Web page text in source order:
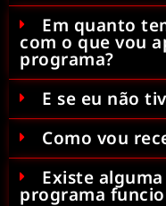
Em quanto
com o que vou
programa?
E se eu não
Como vou
Existe
programa